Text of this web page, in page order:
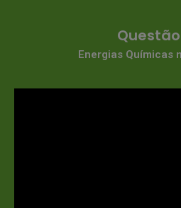
Energias Químicas